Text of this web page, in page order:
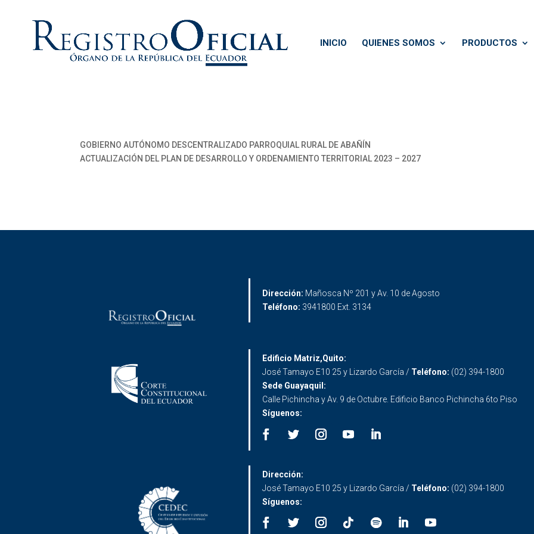
INICIO QUIENES SOMOS PRODUCTOS
GOBIERNO AUTÓNOMO DESCENTRALIZADO PARROQUIAL RURAL DE ABAÑÍN
ACTUALIZACIÓN DEL PLAN DE DESARROLLO Y ORDENAMIENTO TERRITORIAL 2023 – 2027
Dirección: Mañosca Nº 201 y Av. 10 de Agosto
Teléfono: 3941800 Ext. 3134
Edificio Matriz,Quito:
José Tamayo E10 25 y Lizardo García / Teléfono: (02) 394-1800
Sede Guayaquil:
Calle Pichincha y Av. 9 de Octubre. Edificio Banco Pichincha 6to Piso
Síguenos:
Dirección:
José Tamayo E10 25 y Lizardo García / Teléfono: (02) 394-1800
Síguenos: